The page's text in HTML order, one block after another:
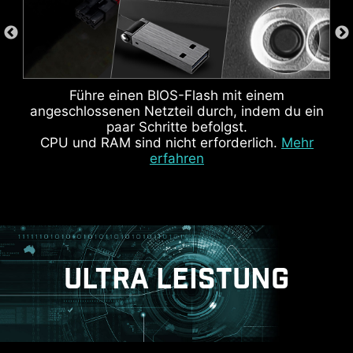
Führe einen BIOS-Flash mit einem
angeschlossenen Netzteil durch, indem du ein
paar Schritte befolgst.
CPU und RAM sind nicht erforderlich. Mehr
erfahren
WARNHINWEIS
optimale Leistung zu übertakten.
Das MSI Center bietet eine saubere,
minimalistische Benutzeroberfläche, mit der du
deine PC-Einstellungen einfach anpassen und
verwalten kannst. Die AI Engine passt die
Einstellungen automatisch an die jeweils
genutzten Anwendungen an und sorgt so für
ULTRA LEISTUNG